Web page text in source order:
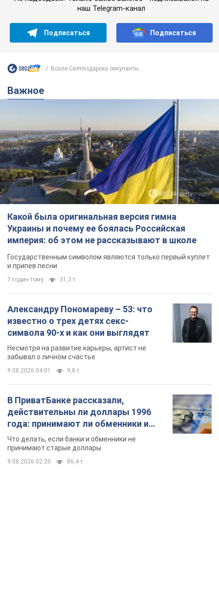
Какой была оригинальная версия гимна
Украины и почему ее боялась Российская
империя: об этом не рассказывают в школе
Государственным символом являются только первый куплет
и припев песни
7 годин тому 31,3 т.
Александру Пономареву – 53: что
известно о трех детях секс-
символа 90-х и как они выглядят
забывал о личном счастье
действительны ли доллары 1996
года: принимают ли обменники и
банки такие купюры
принимают старые доллары